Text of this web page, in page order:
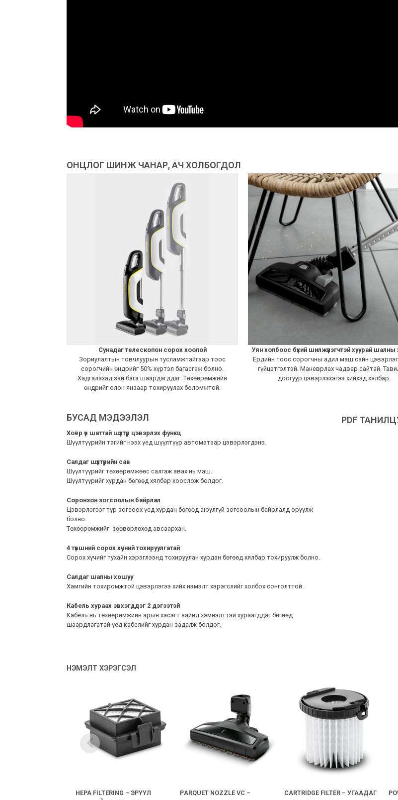
ОНЦЛОГ ШИНЖ ЧАНАР, АЧ ХОЛБОГДОЛ
Сунадаг телескопон сорох хоолой
Зориулалтын товчлуурын тусламжтайгаар тоос
сорогчийн өндрийг 50% хүртэл багасгаж болно.
Хадгалахад зай бага шаардагддаг. Төхөөрөмжийн
өндрийг олон янзаар тохируулах боломжтой.
Уян холбоос бүхий шилжүүлэгчтэй хуурай
Ердийн тоос сорогчны адил маш сайн
гүйцэтгэлтэй. Маневрлах чадвар сайтай.
доогуур цэвэрлэхэгээ хийхэд хялбар.
БУСАД МЭДЭЭЛЭЛ
Хоёр үе шаттай шүүлтүүр цэвэрлэх функц
Шүүлтүүрийн тагийг нээх үед шүүлтүүр автоматаар цэвэрлэгдэнэ.
Салдаг шүүлтүүрийн сав
Шүүлтүүрийг төхөөрөмжөөс салгаж авах нь маш.
Шүүлтүүрийг хурдан бөгөөд хялбар хоослож болдог.
Соронзон зогсоолын байрлал
Цэвэрлэгээг түр зогсоох үед хурдан бөгөөд аюулгүй зогсоолын байрлалд оруулж
болно.
Төхөөрөмжийг зөөвөрлөхөд авсаархан.
4 түвшний сорох хүчний тохируулгатай
Сорох хүчийг тухайн хэрэглээнд тохируулан хурдан бөгөөд хялбар тохируулж болно.
Салдаг шалны хошуу
Хамгийн тохиромжтой цэвэрлэгээ хийх нэмэлт хэрэгслийг холбох сонголттой.
Кабель хураах эвхэгддэг 2 дэгээтэй
Кабель нь төхөөрөмжийн арын хэсэгт зайнд хэмнэлттэй хураагддаг бөгөөд
шаардлагатай үед кабелийг хурдан задалж болдог.
PDF
НЭМЭЛТ ХЭРЭГСЭЛ
HEPA FILTERING – ЭРҮҮЛ
РARQUET NOZZLE VC –
CARTRIDGE FILTER – УГААДАГ